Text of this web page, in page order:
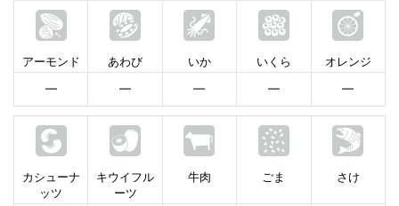
アーモンド
━
あわび
━
いか
━
いくら
━
オレンジ
━
カシューナ
ッツ
キウイフル
ーツ
牛肉 ごま さけ